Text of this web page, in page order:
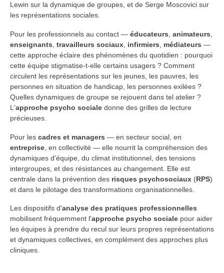
Lewin sur la dynamique de groupes, et de Serge Moscovici sur
les représentations sociales.
Pour les professionnels au contact — éducateurs animateurs
enseignants travailleurs sociaux infirmiers médiateurs —
cette approche éclaire des phénomènes du quotidien : pourquoi
cette équipe stigmatise-t-elle certains usagers ? Comment
circulent les représentations sur les jeunes, les pauvres, les
personnes en situation de handicap, les personnes exilées ?
Quelles dynamiques de groupe se rejouent dans tel atelier ?
L'approche psycho sociale donne des grilles de lecture
précieuses.
Pour les cadres et managers — en secteur social, en
entreprise , en collectivité — elle nourrit la compréhension des
dynamiques d'équipe, du climat institutionnel, des tensions
intergroupes, et des résistances au changement. Elle est
centrale dans la prévention des risques psychosociaux (RPS)
et dans le pilotage des transformations organisationnelles.
Les dispositifs d'analyse des pratiques professionnelles
mobilisent fréquemment l'approche psycho sociale pour aider
les équipes à prendre du recul sur leurs propres représentations
et dynamiques collectives, en complément des approches plus
cliniques.